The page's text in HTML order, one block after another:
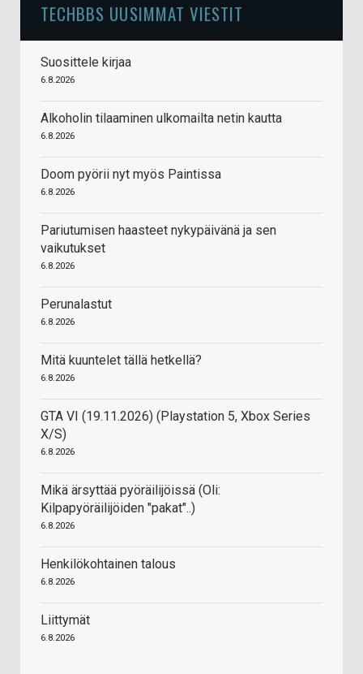
TECHBBS UUSIMMAT VIESTIT
Suosittele kirjaa
6.8.2026
Alkoholin tilaaminen ulkomailta netin kautta
6.8.2026
Doom pyörii nyt myös Paintissa
6.8.2026
Pariutumisen haasteet nykypäivänä ja sen
vaikutukset
6.8.2026
Perunalastut
6.8.2026
Mitä kuuntelet tällä hetkellä?
6.8.2026
GTA VI (19.11.2026) (Playstation 5, Xbox Series
X/S)
6.8.2026
Mikä ärsyttää pyöräilijöissä (Oli:
Kilpapyöräilijöiden "pakat"..)
6.8.2026
Henkilökohtainen talous
6.8.2026
Liittymät
6.8.2026